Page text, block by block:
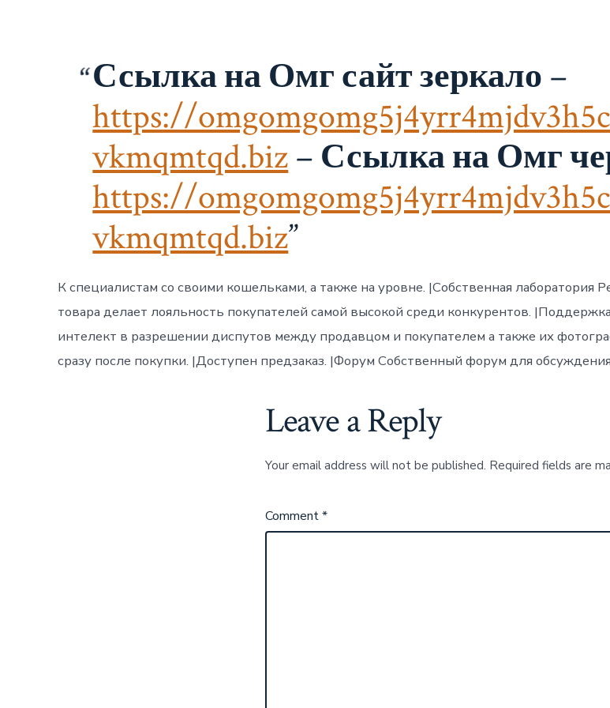
Ссылка на Омг сайт зеркало –
https://
vkmqmtqd.biz– Ссылка на Омг
https://
vkmqmtqd.biz
К специалистам со своими кошельками, а также на уровне. |Собственная лаборатория
товара делает лояльность покупателей самой высокой среди конкурентов.
интелект в разрешении диспутов между продавцом и покупателем а также их
сразу после покупки. |Доступен предзаказ. |Форум Собственный форум для
Leave a Reply
Your email address will not be published. Required fields are
Comment*